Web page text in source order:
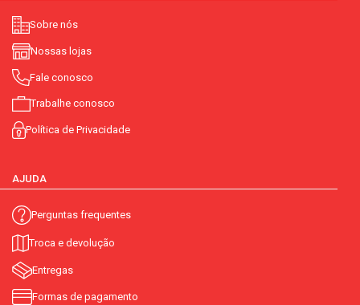
Sobre nós
Nossas lojas
Fale conosco
Trabalhe conosco
Política de Privacidade
AJUDA
Perguntas frequentes
Troca e devolução
Entregas
Formas de pagamento